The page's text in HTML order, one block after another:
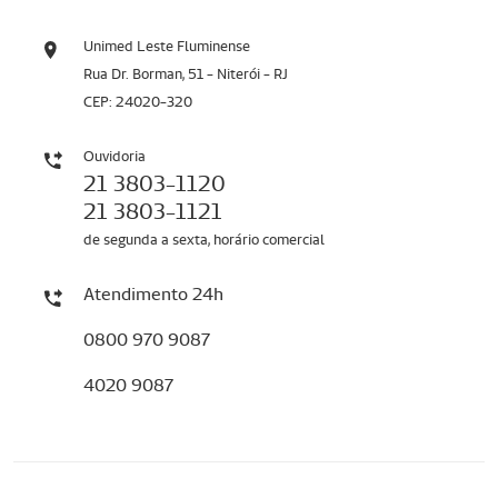
Unimed Leste Fluminense
Rua Dr. Borman, 51 - Niterói - RJ
CEP: 24020-320
Ouvidoria
21 3803-1120
21 3803-1121
de segunda a sexta, horário comercial
Atendimento 24h
0800 970 9087
4020 9087